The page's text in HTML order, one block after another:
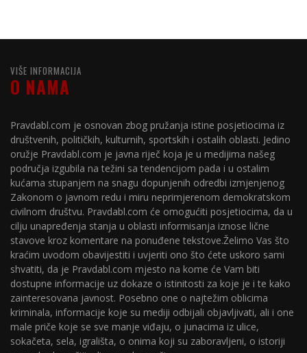
VIŠE INFORMACIJA
O NAMA
Pravdabl.com je osnovan zbog pružanja istine posjetiocima iz
društvenih, političkih, kulturnih, sportskih i ostalih oblasti. Jedino
oružje Pravdabl.com je javna riječ koja je u medijima našeg
područja izgubila na težini sa tendencijom pada i u ostalim
kućama stupanjem na snagu dopunjenih odredbi izmjenjenog
Zakonom o javnom redu i miru neprimjerenom demokratskom
civilnom društvu. Pravdabl.com će omogućiti posjetiocima, da u
cilju unapređenja stanja u oblasti informisanja iznose lične
stavove kroz komentare na ponuđene tekstove.Želimo Vas što
kraćim uvodom obavijestiti i uvjeriti ono što ćete uskoro sami
shvatiti, da je Pravdabl.com mjesto na kome će Vam biti
dostupne informacije uz dokaze o istinitosti za koje je i te kako
zainteresovana javnost. Posebno one o najtežim oblicima
kriminala, informacije koje su mediji odbijali objavljivati, ali i one
male priče koje se sve manje viđaju, o junacima iz ulice,
sokačeta, sela, igrališta, o onima koji su zaboravljeni, o istoriji